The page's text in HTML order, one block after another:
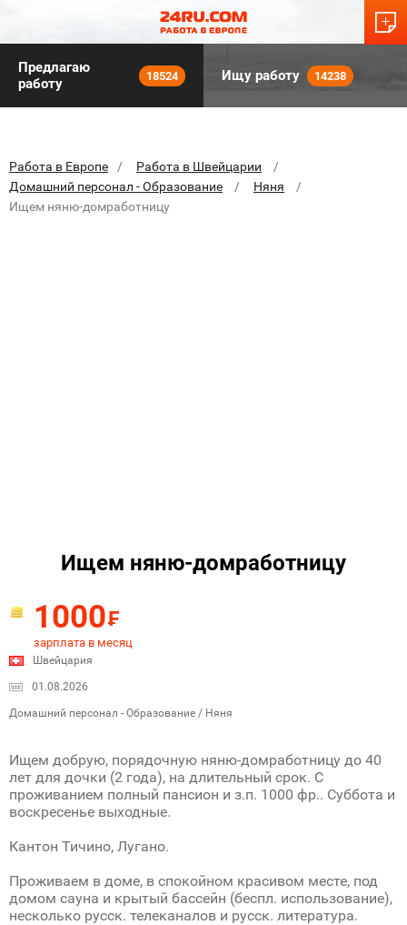
Предлагаю
работу
18524 Ищу работу 14238
Работа в Европе
Работа в Швейцарии
Домашний персонал - Образование
Няня
Ищем няню-домработницу
Ищем няню-домработницу
1000₣
зарплата в месяц
Швейцария
01.08.2026
Домашний персонал - Образование / Няня
Ищем добрую, порядочную няню-домработницу до 40
лет для дочки (2 года), на длительный срок. С
проживанием полный пансион и з.п. 1000 фр.. Суббота и
воскресенье выходные.
Кантон Тичино, Лугано.
Проживаем в доме, в спокойном красивом месте, под
домом сауна и крытый бассейн (беспл. использование),
несколько русск. телеканалов и русск. литература.